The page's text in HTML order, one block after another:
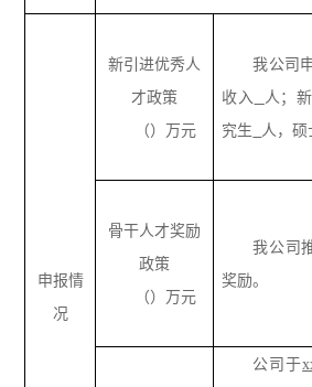
申报情
况
新引进优秀人
才政策
（）万元
我公司
收入
人；
究生
人，硕
骨干人才奖励
政策
（）万元
我公司
奖励。
公司于